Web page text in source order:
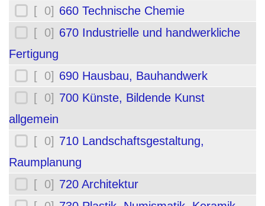
[ 0] 660 Technische Chemie
[ 0] 670 Industrielle und handwerkliche
Fertigung
[ 0] 690 Hausbau, Bauhandwerk
[ 0] 700 Künste, Bildende Kunst
allgemein
[ 0] 710 Landschaftsgestaltung,
Raumplanung
[ 0] 720 Architektur